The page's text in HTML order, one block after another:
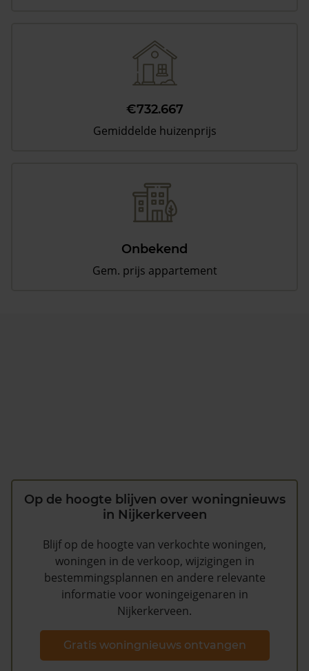
€732.667
Gemiddelde huizenprijs
Onbekend
Gem. prijs appartement
Op de hoogte blijven over woningnieuws
in Nijkerkerveen
Blijf op de hoogte van verkochte woningen,
woningen in de verkoop, wijzigingen in
bestemmingsplannen en andere relevante
informatie voor woningeigenaren in
Nijkerkerveen.
Gratis woningnieuws ontvangen